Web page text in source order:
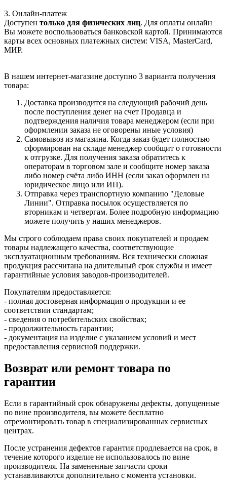
3. Онлайн-платеж
Доступен только для физических лиц. Для оплаты онлайн
Вы можете воспользоваться банковской картой. Принимаются
карты всех основных платежных систем: VISA, MasterCard,
МИР.
В нашем интернет-магазине доступно 3 варианта получения
товара:
Доставка производится на следующий рабочий день
после поступления денег на счет Продавца и
подтверждения наличия товара менеджером (если при
оформлении заказа не оговорены иные условия)
Самовывоз из магазина. Когда заказ будет полностью
сформирован на складе менеджер сообщит о готовности
к отгрузке. Для получения заказа обратитесь к
операторам в торговом зале и сообщите номер заказа
либо номер счёта либо ИНН (если заказ оформлен на
юридическое лицо или ИП).
Отправка через транспортную компанию "Деловые
Линии". Отправка посылок осуществляется по
вторникам и четвергам. Более подробную информацию
можете получить у наших менеджеров.
Мы строго соблюдаем права своих покупателей и продаем
товары надлежащего качества, соответствующие
эксплуатационным требованиям. Вся технически сложная
продукция рассчитана на длительный срок службы и имеет
гарантийные условия заводов-производителей.
Покупателям предоставляется:
- полная достоверная информация о продукции и ее
соответствии стандартам;
- сведения о потребительских свойствах;
- продолжительность гарантии;
- документация на изделие с указанием условий и мест
предоставления сервисной поддержки.
Возврат или ремонт товара по
гарантии
Если в гарантийный срок обнаружены дефекты, допущенные
по вине производителя, вы можете бесплатно
отремонтировать товар в специализированных сервисных
центрах.
После устранения дефектов гарантия продлевается на срок, в
течение которого изделие не использовалось по вине
производителя. На замененные запчасти сроки
устанавливаются дополнительно с момента установки.